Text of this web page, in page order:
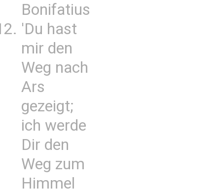
Bonifatius
'Du hast
mir den
Weg nach
Ars
gezeigt;
ich werde
Dir den
Weg zum
Himmel